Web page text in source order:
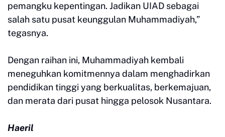
pemangku kepentingan. Jadikan UIAD sebagai
salah satu pusat keunggulan Muhammadiyah,”
tegasnya.
Dengan raihan ini, Muhammadiyah kembali
meneguhkan komitmennya dalam menghadirkan
pendidikan tinggi yang berkualitas, berkemajuan,
dan merata dari pusat hingga pelosok Nusantara.
Haeril